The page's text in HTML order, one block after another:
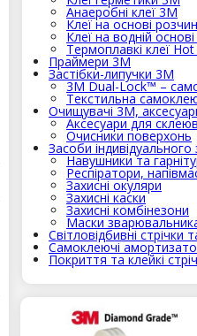
Анаеробні клеї 3М
Клеї на основі
Клеї на водній
Термоплавкі клеї
Праймери 3М
Застібки-липучки 3М
3M Dual-Lock™ –
Текстильна
Очищувачі 3М,
Аксесуари для
Очисники поверхонь
Засоби індивідуального
Навушники та
Респіратори,
Захисні окуляри
Захисні каски
Захисні комбінезони
Маски
Світловідбивні стрічки
Самоклеючі
Покриття та клейкі